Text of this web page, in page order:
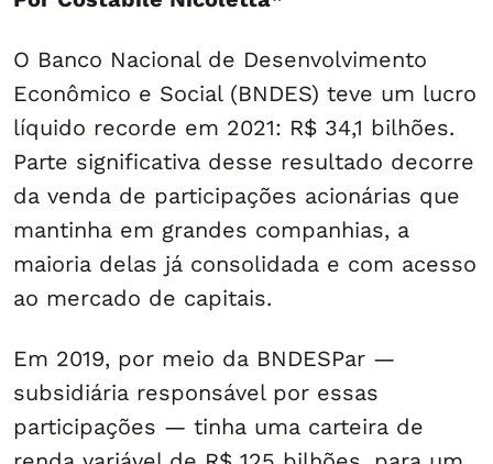
O Banco Nacional de Desenvolvimento
Econômico e Social (BNDES) teve um lucro
líquido recorde em 2021: R$ 34,1 bilhões.
Parte significativa desse resultado decorre
da venda de participações acionárias que
mantinha em grandes companhias, a
maioria delas já consolidada e com acesso
ao mercado de capitais.
Em 2019, por meio da BNDESPar —
subsidiária responsável por essas
participações — tinha uma carteira de